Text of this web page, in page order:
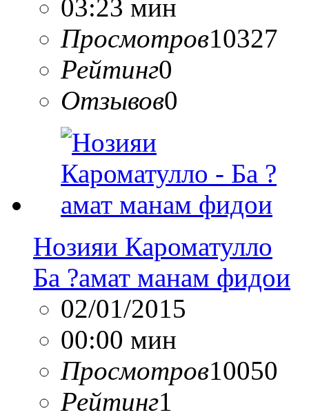
03:23 мин
Просмотров10327
Рейтинг0
Отзывов0
Нозияи Кароматулло
Ба ?амат манам фидои
02/01/2015
00:00 мин
Просмотров10050
Рейтинг1